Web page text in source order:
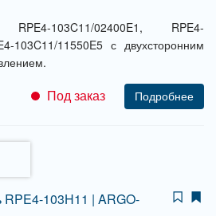
RPE4-103C11/02400E1, RPE4-
103C11/11550E5 с двухсторонним
Под заказ Подробнее
RPE4-103H11 | ARGO-